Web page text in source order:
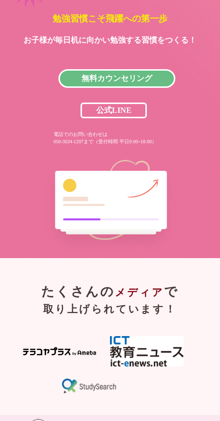
勉強習慣こそ飛躍への第一歩
お子様が毎日机に向かい勉強する習慣をつくる！
無料カウンセリング
公式LINE
電話でのお問い合わせは
050-3634-1207まで（受付時間 平日9:00~18:00）
たくさんの メディア で
取り上げられています！